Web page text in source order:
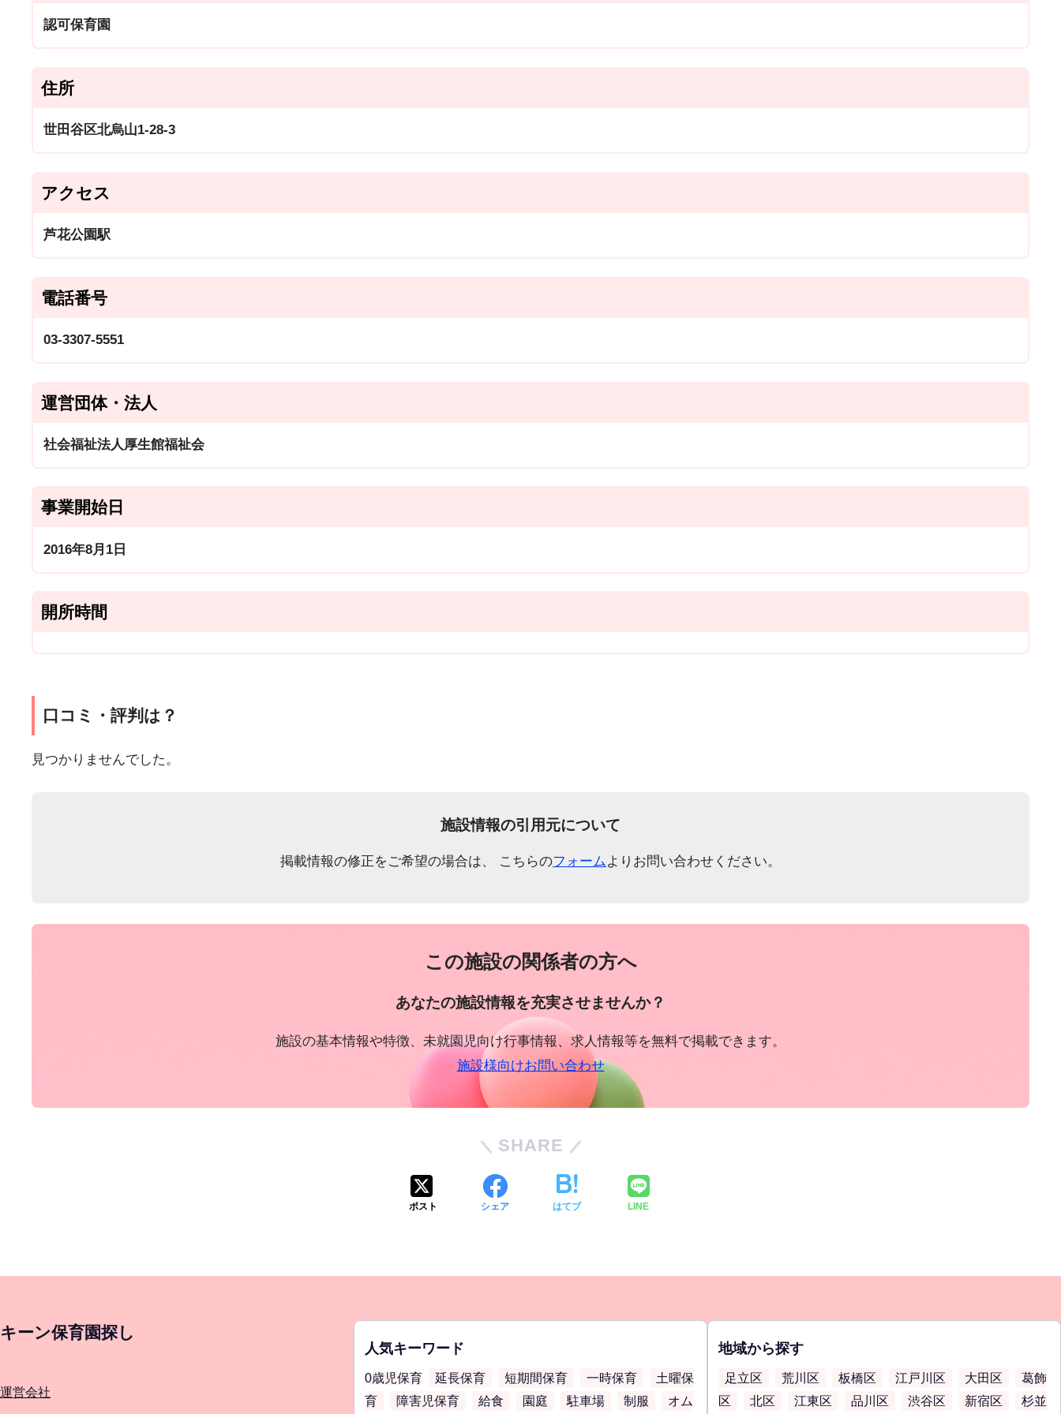
認可保育園
住所
世田谷区北烏山1-28-3
アクセス
芦花公園駅
電話番号
03-3307-5551
運営団体・法人
社会福祉法人厚生館福祉会
事業開始日
2016年8月1日
開所時間
口コミ・評判は？
見つかりませんでした。
施設情報の引用元について
掲載情報の修正をご希望の場合は、 こちらのフォームよりお問い合わせください。
この施設の関係者の方へ
あなたの施設情報を充実させませんか？
施設の基本情報や特徴、未就園児向け行事情報、求人情報等を無料で掲載できます。
施設様向けお問い合わせ
SHARE
ポスト シェア はてブ LINE
キーン保育園探し
運営会社
人気キーワード
0歳児保育 延長保育 短期間保育 一時保育
土曜保
育
障害児保育 給食 園庭 駐車場 制服 オム
地域から探す
足立区 荒川区 板橋区 江戸川区 大田区
葛飾
区
北区 江東区 品川区 渋谷区 新宿区 杉並